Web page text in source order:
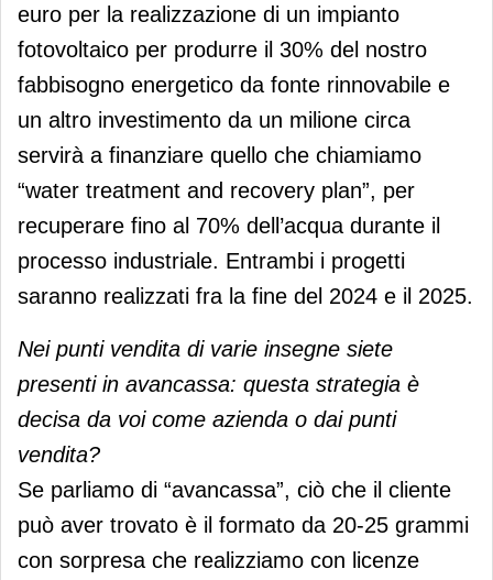
euro per la realizzazione di un impianto
fotovoltaico per produrre il 30% del nostro
fabbisogno energetico da fonte rinnovabile e
un altro investimento da un milione circa
servirà a finanziare quello che chiamiamo
“water treatment and recovery plan”, per
recuperare fino al 70% dell’acqua durante il
processo industriale. Entrambi i progetti
saranno realizzati fra la fine del 2024 e il 2025.
Nei punti vendita di varie insegne siete
presenti in avancassa: questa strategia è
decisa da voi come azienda o dai punti
vendita?
Se parliamo di “avancassa”, ciò che il cliente
può aver trovato è il formato da 20-25 grammi
con sorpresa che realizziamo con licenze